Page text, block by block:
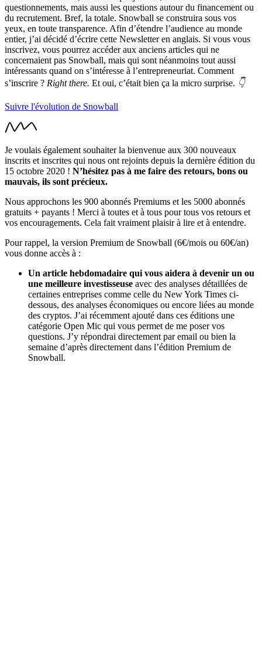
questionnements, mais aussi les questions autour du financement ou
du recrutement. Bref, la totale. Snowball se construira sous vos
yeux, en toute transparence. Afin d’étendre l’audience au monde
entier, j’ai décidé d’écrire cette Newsletter en anglais. Si vous vous
inscrivez, vous pourrez accéder aux anciens articles qui ne
concernaient pas Snowball, mais qui sont néanmoins tout aussi
intéressants quand on s’intéresse à l’entrepreneuriat. Comment
s’inscrire ? Right there. Et oui, c’était bien ça la micro surprise. 👇
Suivre l'évolution de Snowball
Je voulais également souhaiter la bienvenue aux 300 nouveaux
inscrits et inscrites qui nous ont rejoints depuis la dernière édition du
15 octobre 2020 ! N’hésitez pas à me faire des retours, bons ou
mauvais, ils sont précieux.
Nous approchons les 900 abonnés Premiums et les 5000 abonnés
gratuits + payants ! Merci à toutes et à tous pour tous vos retours et
vos encouragements. Cela fait vraiment plaisir à lire et à entendre.
Pour rappel, la version Premium de Snowball (6€/mois ou 60€/an)
vous donne accès à :
Un article hebdomadaire qui vous aidera à devenir un ou
une meilleure investisseuse avec des analyses détaillées de
certaines entreprises comme celle du New York Times ci-
dessous, des analyses économiques ou encore liées au monde
des cryptos. J’ai récemment ajouté dans ces éditions une
catégorie Open Mic qui vous permet de me poser vos
questions. J’y répondrai directement par email ou bien la
semaine d’après directement dans l’édition Premium de
Snowball.